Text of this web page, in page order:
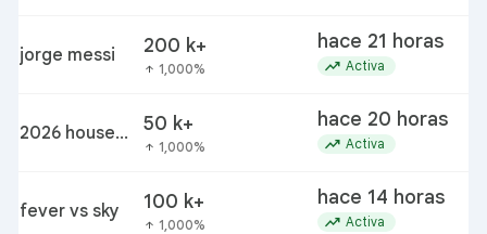
outbreak
jorge messi 200 k+
arrow_upward 1,000%
hace 21 horas
trending_up Activa
2026 house
50 k+
arrow_upward 1,000%
hace 20 horas
trending_up Activa
fever vs sky 100 k+
arrow_upward 1,000%
hace 14 horas
trending_up Activa